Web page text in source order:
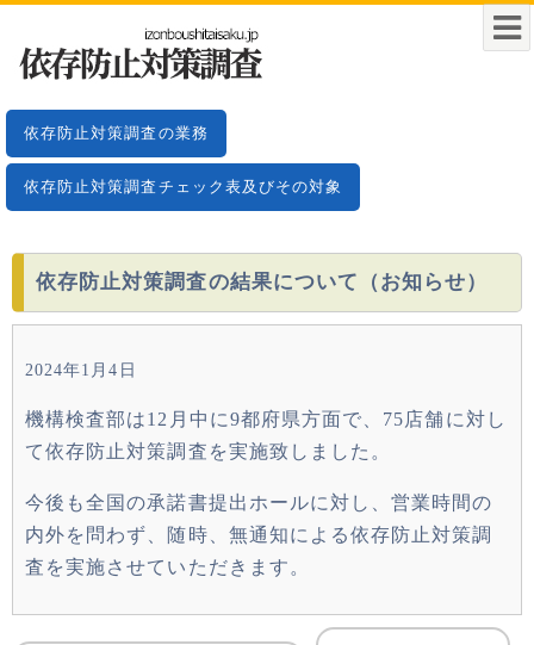
依存防止対策調査の業務
依存防止対策調査チェック表及びその対象
依存防止対策調査の結果について（お知らせ）
2024年1月4日
機構検査部は12月中に9都府県方面で、75店舗に対し
て依存防止対策調査を実施致しました。
今後も全国の承諾書提出ホールに対し、営業時間の
内外を問わず、随時、無通知による依存防止対策調
査を実施させていただきます。